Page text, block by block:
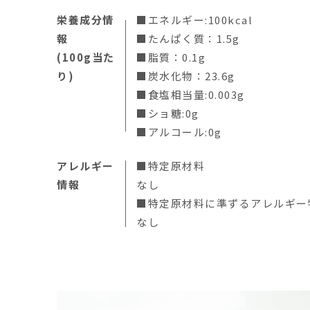
栄養成分情
報
(100g当た
り)
■エネルギー:100kcal
■たんぱく質：1.5g
■脂質：0.1g
■炭水化物：23.6g
■食塩相当量:0.003g
■ショ糖:0g
■アルコール:0g
アレルギー
情報
■特定原材料
なし
■特定原材料に準ずるアレルギー
なし